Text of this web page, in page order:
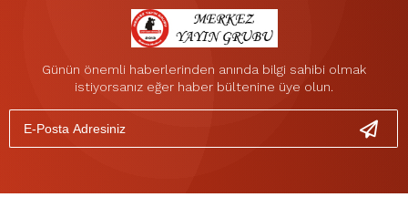
Günün önemli haberlerinden anında bilgi sahibi olmak
istiyorsanız eğer haber bültenine üye olun.